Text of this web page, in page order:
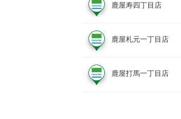
鹿屋寿四丁目店
鹿屋札元一丁目店
鹿屋打馬一丁目店